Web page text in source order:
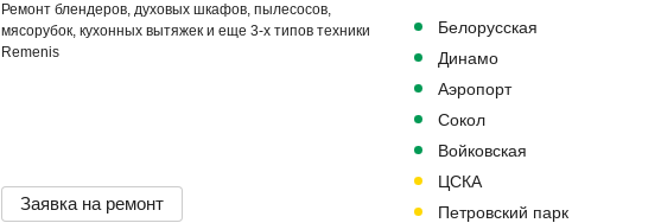
Ремонт блендеров, духовых шкафов, пылесосов,
мясорубок, кухонных вытяжек и еще 3-х типов техники
Remenis
Белорусская
Динамо
Аэропорт
Сокол
Войковская
ЦСКА
Петровский парк
Заявка на ремонт